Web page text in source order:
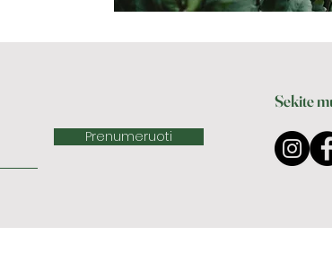
Prenumeruoti
Sekite